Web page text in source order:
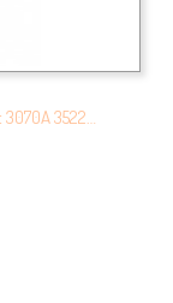
3522…